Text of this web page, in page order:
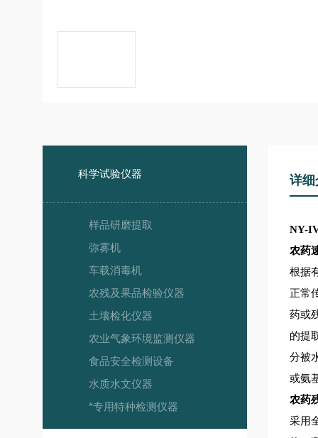
科学试验仪器
样品研磨提取
弥雾机
车载消毒机
农残及果品检验仪器
土壤检化仪器
农业气象环境监测仪器
食品安全检测设备
水质水文仪器
*专用特种检测仪器
详细
NY-
农药
根据
正常
药或
的提
分被
或氨
农药
采用